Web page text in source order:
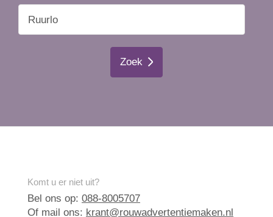
Zoek
Komt u er niet uit?
Bel ons op: 088-8005707
Of mail ons: krant@rouwadvertentiemaken.nl